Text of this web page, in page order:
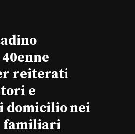
reiterati
e
domicilio nei
familiari